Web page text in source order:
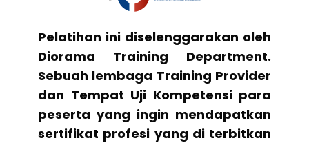
Pelatihan ini diselenggarakan oleh
Diorama Training Department.
Sebuah lembaga Training Provider
dan Tempat Uji Kompetensi para
peserta yang ingin mendapatkan
sertifikat profesi yang di terbitkan